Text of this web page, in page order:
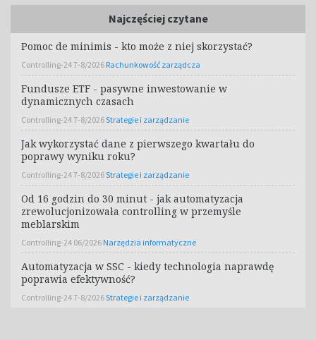
Najczęściej czytane
Pomoc de minimis - kto może z niej skorzystać?
Controlling-24 7-8/2026 Rachunkowość zarządcza
Fundusze ETF - pasywne inwestowanie w
dynamicznych czasach
Controlling-24 7-8/2026Strategie i zarządzanie
Jak wykorzystać dane z pierwszego kwartału do
poprawy wyniku roku?
Controlling-24 7-8/2026Strategie i zarządzanie
Od 16 godzin do 30 minut - jak automatyzacja
zrewolucjonizowała controlling w przemyśle
meblarskim
Controlling-24 06/2026 Narzędzia informatyczne
Automatyzacja w SSC - kiedy technologia naprawdę
poprawia efektywność?
Controlling-24 7-8/2026Strategie i zarządzanie